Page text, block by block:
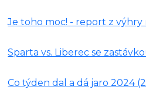
Je toho moc! - report z výhry
Sparta vs. Liberec se
Co týden dal a dá jaro 2024